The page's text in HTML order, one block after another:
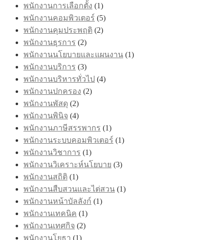
พนักงานการเลือกตั้ง (1)
พนักงานคอมพิวเตอร์ (5)
พนักงานคุมประพฤติ (2)
พนักงานธุรการ (2)
พนักงานนโยบายและแผนงาน (1)
พนักงานบริการ (3)
พนักงานบริหารทั่วไป (4)
พนักงานปกครอง (2)
พนักงานพัสดุ (2)
พนักงานพินิจ (4)
พนักงานภาษีสรรพากร (1)
พนักงานระบบคอมพิวเตอร์ (1)
พนักงานวิชาการ (1)
พนักงานวิเคราะห์นโยบาย (3)
พนักงานสถิติ (1)
พนักงานสืบสวนและไต่สวน (1)
พนักงานหน้าบัลลังก์ (1)
พนักงานเทคนิค (1)
พนักงานเทศกิจ (2)
พนักงานโยธา (1)